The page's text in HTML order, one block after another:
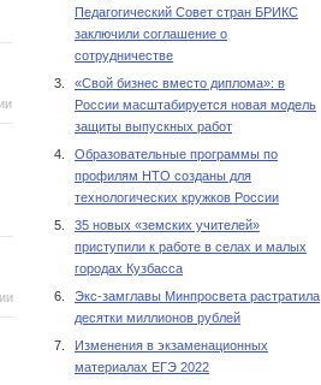
Педагогический Совет стран БРИКС
заключили соглашение о
сотрудничестве
3.
«Свой бизнес вместо диплома»: в
России масштабируется новая модель
защиты выпускных работ
4.
Образовательные программы по
профилям НТО созданы для
технологических кружков России
5.
35 новых «земских учителей»
приступили к работе в селах и малых
городах Кузбасса
6.
Экс-замглавы Минпросвета растратила
десятки миллионов рублей
7.
Изменения в экзаменационных
материалах ЕГЭ 2022